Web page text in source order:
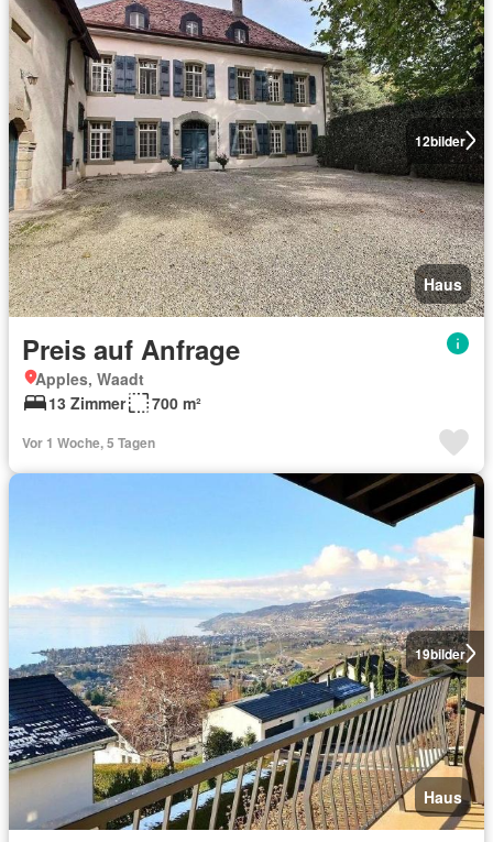
12bilder
Haus
Preis auf Anfrage
Apples, Waadt
13 Zimmer
700 m²
Vor 1 Woche, 5 Tagen
19bilder
Haus